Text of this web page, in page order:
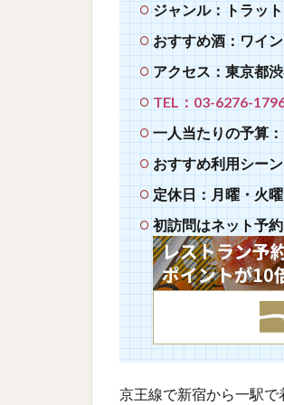
ジャンル：トラッ
おすすめ酒：ワイ
アクセス：東京都
TEL：03-6276-
一人当たりの予算
おすすめ利用シー
定休日：月曜・火曜
初訪問はネット予
京王線で新宿から一駅